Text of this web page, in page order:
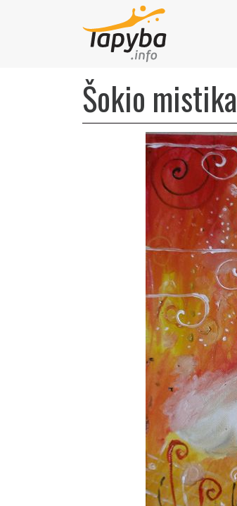
Šokio mistika